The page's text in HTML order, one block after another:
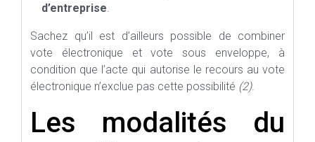
d’entreprise.
Sachez qu’il est d’ailleurs possible de combiner
vote électronique et vote sous enveloppe, à
condition que l’acte qui autorise le recours au vote
électronique n’exclue pas cette possibilité (2).
Les modalités du